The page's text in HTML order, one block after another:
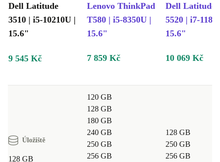
Dell Latitude
3510 | i5-10210U |
15.6"
Lenovo ThinkPad
T580 | i5-8350U |
15.6"
Dell Latitude
5520 | i7-
15.6"
9 545 Kč 7 859 Kč 10 069 Kč
Úložiště
128 GB
120 GB
128 GB
180 GB
240 GB
250 GB
256 GB
128 GB
250 GB
256 GB